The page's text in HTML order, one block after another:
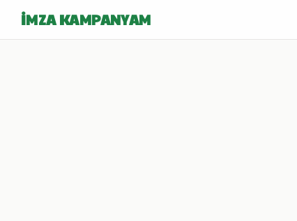
İMZA KAMPANYAM